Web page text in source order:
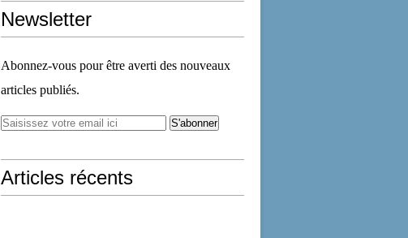
Newsletter
Abonnez-vous pour être averti des nouveaux
articles publiés.
Articles récents